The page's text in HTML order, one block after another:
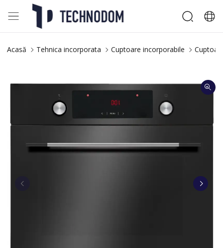
Acasă Tehnica incorporata Cuptoare incorporabile